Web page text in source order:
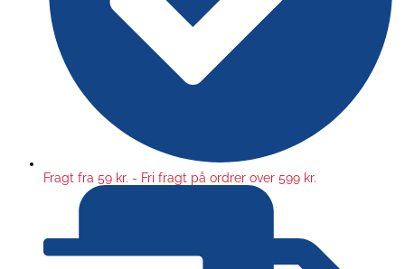
Fragt fra 59 kr. - Fri fragt på ordrer over 599 kr.